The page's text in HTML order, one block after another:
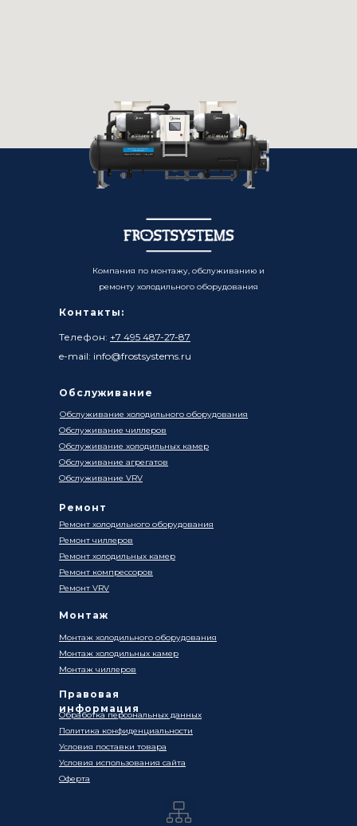
Контакты:
Телефон: +7 495 487-27-87
e-mail: info@frostsystems.ru
Ремонт
Обработка персональных данных
Политика конфиденциальности
Условия поставки товара
Оферта
Условия использования сайта
Компания по монтажу, обслуживанию и
ремонту холодильного оборудования
Ремонт холодильного оборудования
Ремонт чиллеров
Ремонт холодильных камер
Ремонт компрессоров
Ремонт VRV
Монтаж
Правовая
информация
Монтаж холодильного оборудования
Монтаж чиллеров
Монтаж холодильных камер
Обслуживание
Обслуживание холодильного оборудования
Обслуживание чиллеров
Обслуживание холодильных камер
Обслуживание агрегатов
Обслуживание VRV